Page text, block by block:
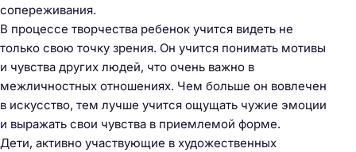
сопереживания.
В процессе творчества ребенок учится видеть не
только свою точку зрения. Он учится понимать мотивы
и чувства других людей, что очень важно в
межличностных отношениях. Чем больше он вовлечен
в искусство, тем лучше учится ощущать чужие эмоции
и выражать свои чувства в приемлемой форме.
Дети, активно участвующие в художественных